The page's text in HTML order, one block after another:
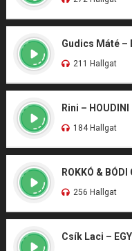
Gudics Máté –
211 Hallgat
Rini – HOUDINI
184 Hallgat
ROKKÓ &
256 Hallgat
Csík Laci –